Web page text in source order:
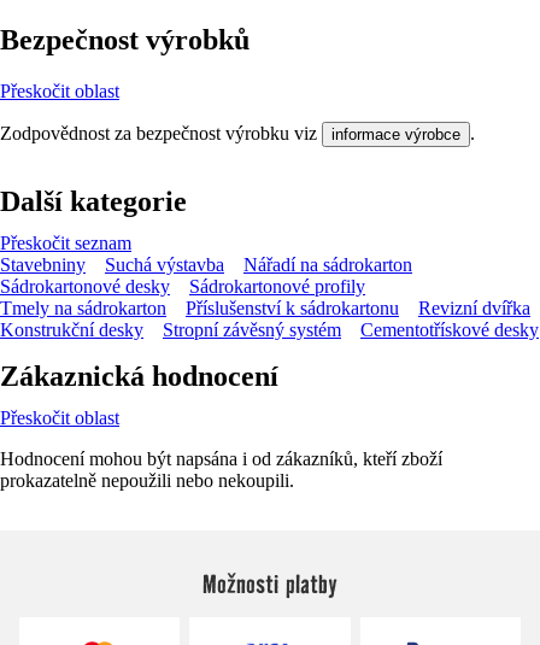
Bezpečnost výrobků
Přeskočit oblast
Zodpovědnost za bezpečnost výrobku viz informace výrobce .
Další kategorie
Přeskočit seznam
Stavebniny
Suchá výstavba
Nářadí na sádrokarton
Sádrokartonové desky
Sádrokartonové profily
Tmely na sádrokarton
Příslušenství k sádrokartonu
Revizní dvířka
Konstrukční desky
Stropní závěsný systém Cementotřískové desky
Zákaznická hodnocení
Přeskočit oblast
Hodnocení mohou být napsána i od zákazníků, kteří zboží
prokazatelně nepoužili nebo nekoupili.
Možnosti platby